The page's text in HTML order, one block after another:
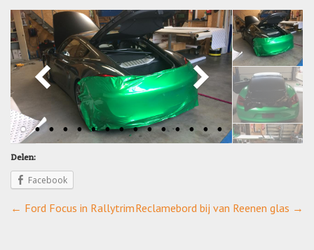
Delen:
Facebook
← Ford Focus in RallytrimReclamebord bij van Reenen glas →